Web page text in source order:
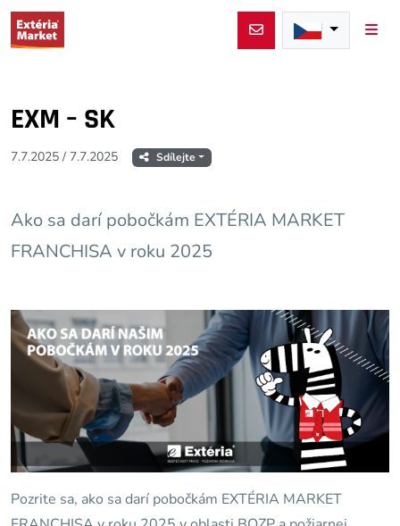
EXM – SK
7.7.2025 / 7.7.2025 Sdílejte
Ako sa darí pobočkám EXTÉRIA MARKET
FRANCHISA v roku 2025
Pozrite sa, ako sa darí pobočkám EXTÉRIA MARKET